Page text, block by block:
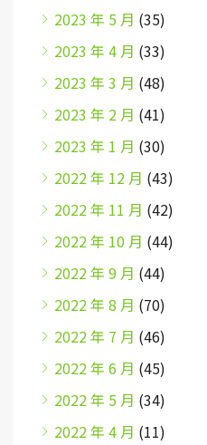
2023 年 5 月 (35)
2023 年 4 月 (33)
2023 年 3 月 (48)
2023 年 2 月 (41)
2023 年 1 月 (30)
2022 年 12 月 (43)
2022 年 11 月 (42)
2022 年 10 月 (44)
2022 年 9 月 (44)
2022 年 8 月 (70)
2022 年 7 月 (46)
2022 年 6 月 (45)
2022 年 5 月 (34)
2022 年 4 月 (11)